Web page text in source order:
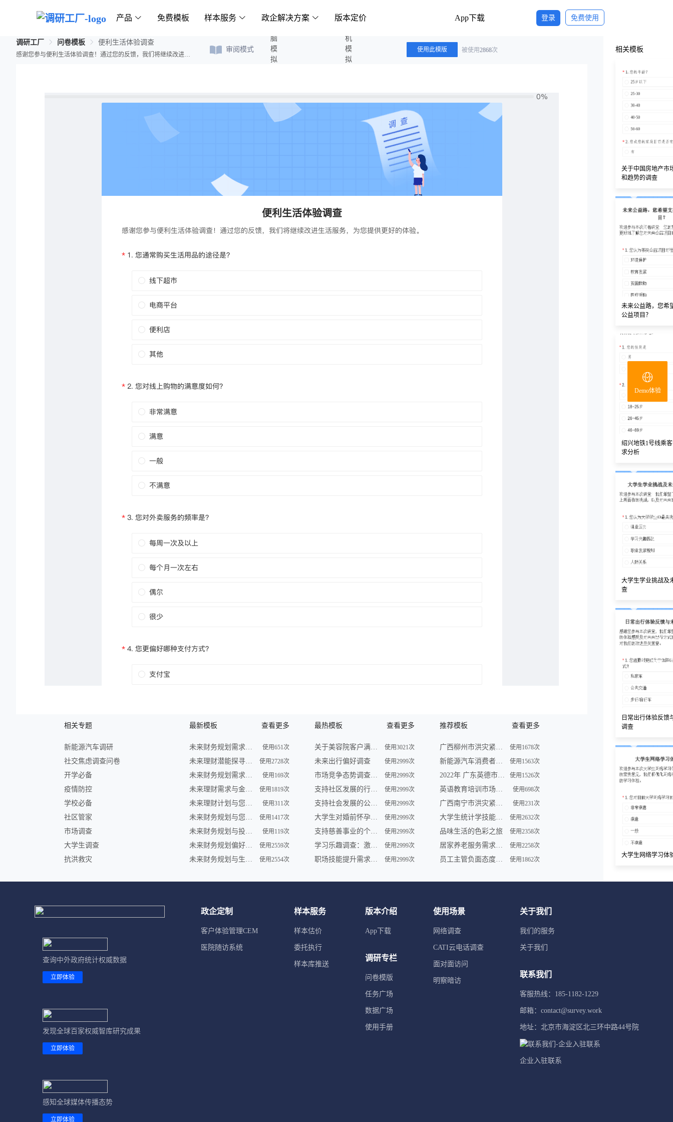
产品 免费模板 样本服务 政企解决方案 版本定价 App下载 登录 免费使用
调研工厂 问卷模板 便利生活体验调查
感谢您参与便利生活体验调查！通过您的反馈，我们将继续改进生活服务，为您提供更好的体验。
审阅模式
电脑模拟答题 手机模拟答题
使用此模版 被使用2868次
相关专题
新能源汽车调研
社交焦虑调查问卷
开学必备
疫情防控
学校必备
社区管家
市场调查
大学生调查
抗洪救灾
最新模板 查看更多
未来财务规划需求调查 使用651次
未来理财潜能探寻调查 使用2728次
未来财务规划需求调查 使用169次
未来理财需求与金融形势调查 使用1819次
未来理财计划与您共享 | 金融服务调查 使用311次
未来财务规划与您——一场智慧之旅 使用1417次
未来财务规划与投资展望调查 使用119次
未来财务规划偏好及理财趋势调查 使用2559次
未来财务规划与生活愿景调查 使用2554次
最热模板 查看更多
关于美容院客户满意度的问卷调查 使用3021次
未来出行偏好调查 使用2999次
市场竞争态势调查问卷 使用2999次
支持社区发展的行动调查 使用2999次
支持社会发展的公益组织参与及需求调查 使用2999次
大学生对婚前怀孕认知调查 使用2999次
支持慈善事业的个人行为调查 使用2999次
学习乐趣调查：激发学员学习动力 使用2999次
职场技能提升需求调查 使用2999次
推荐模板 查看更多
广西柳州市洪灾紧急求助信息登记表 使用1678次
新能源汽车消费者购买车意向调查问卷 使用1563次
2022年 广东英德市洪灾紧急求助信息登记表 使用1526次
英语教育培训市场调查问卷表模板 使用698次
广西南宁市洪灾紧急求助信息登记表 使用231次
大学生统计学技能调查问卷 使用2632次
品味生活的色彩之旅 使用2358次
居家养老服务需求调研问卷 使用2258次
员工主管负面态度问卷 使用1862次
相关模板
关于中国房地产市
和趋势的调查
未来公益路，您希
公益项目？
绍兴地铁1号线乘
求分析
大学生学业挑战及
查
日常出行体验反馈
调查
大学生网络学习体
Demo体验
查询中外政府统计权威数据
立即体验
发现全球百家权威智库研究成果
立即体验
感知全球媒体传播态势
立即体验
政企定制
客户体验管理CEM
医院随访系统
样本服务
样本估价
委托执行
样本库推送
版本介绍
App下载
调研专栏
问卷模版
任务广场
数据广场
使用手册
使用场景
网络调查
CATI云电话调查
面对面访问
明察暗访
关于我们
我们的服务
关于我们
联系我们
客服热线：185-1182-1229
邮箱：contact@survey.work
地址：北京市海淀区北三环中路44号院
企业入驻联系